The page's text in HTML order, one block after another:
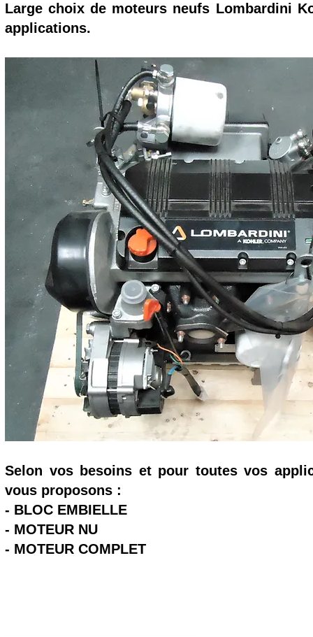
Large choix de moteurs neufs Lombardini
applications.
Selon vos besoins et pour toutes vos
vous proposons :
- BLOC EMBIELLE
- MOTEUR NU
- MOTEUR COMPLET